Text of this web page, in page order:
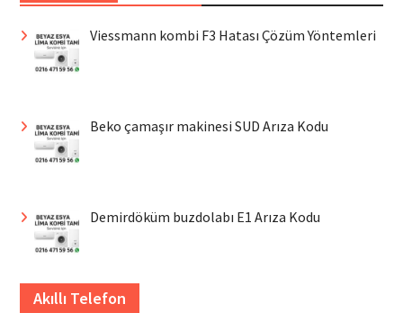
Viessmann kombi F3 Hatası Çözüm Yöntemleri
Beko çamaşır makinesi SUD Arıza Kodu
Demirdöküm buzdolabı E1 Arıza Kodu
Akıllı Telefon